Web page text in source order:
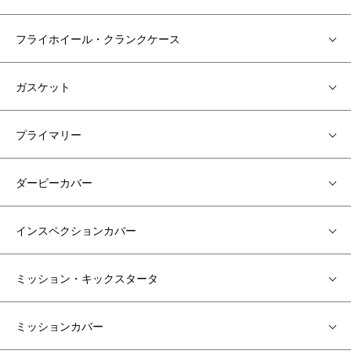
フライホイール・クランクケース
ガスケット
プライマリー
ダービーカバー
インスペクションカバー
ミッション・キックスタータ
ミッションカバー